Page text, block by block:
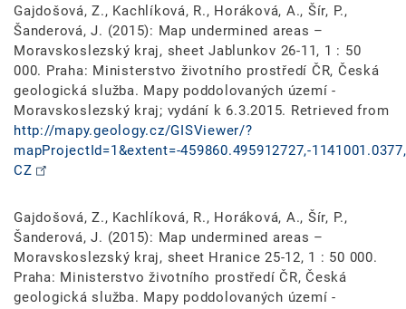
Gajdošová, Z., Kachlíková, R., Horáková, A., Šír, P.,
Šanderová, J. (2015): Map undermined areas –
Moravskoslezský kraj, sheet Jablunkov 26-11, 1 : 50
000. Praha: Ministerstvo životního prostředí ČR, Česká
geologická služba. Mapy poddolovaných území -
Moravskoslezský kraj; vydání k 6.3.2015. Retrieved from
http://mapy.geology.cz/GISViewer/?
mapProjectId=1&extent=-459860.495912727,-
CZ
Gajdošová, Z., Kachlíková, R., Horáková, A., Šír, P.,
Šanderová, J. (2015): Map undermined areas –
Moravskoslezský kraj, sheet Hranice 25-12, 1 : 50 000.
Praha: Ministerstvo životního prostředí ČR, Česká
geologická služba. Mapy poddolovaných území -